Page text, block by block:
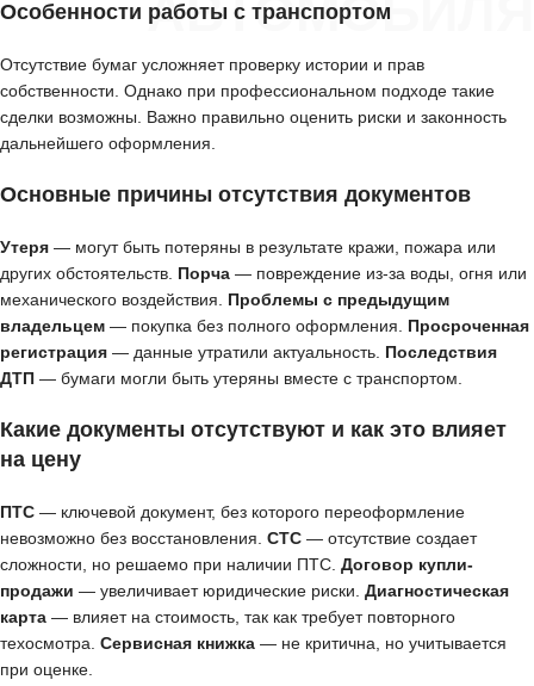
АВТОМОБИЛЯ
Особенности работы с транспортом
Отсутствие бумаг усложняет проверку истории и прав
собственности. Однако при профессиональном подходе такие
сделки возможны. Важно правильно оценить риски и законность
дальнейшего оформления.
Основные причины отсутствия документов
Утеря — могут быть потеряны в результате кражи, пожара или
других обстоятельств. Порча — повреждение из-за воды, огня или
механического воздействия. Проблемы с предыдущим
владельцем — покупка без полного оформления. Просроченная
регистрация — данные утратили актуальность. Последствия
ДТП — бумаги могли быть утеряны вместе с транспортом.
Какие документы отсутствуют и как это влияет
на цену
ПТС — ключевой документ, без которого переоформление
невозможно без восстановления. СТС — отсутствие создает
сложности, но решаемо при наличии ПТС. Договор купли-
продажи — увеличивает юридические риски. Диагностическая
карта — влияет на стоимость, так как требует повторного
техосмотра. Сервисная книжка — не критична, но учитывается
при оценке.